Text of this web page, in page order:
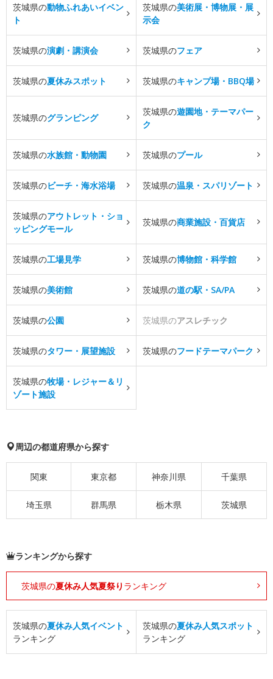
茨城県の動物ふれあいイベン
ト
茨城県の美術展・博物展・展
示会
茨城県の演劇・講演会 茨城県のフェア
茨城県の夏休みスポット 茨城県のキャンプ場・BBQ場
茨城県のグランピング
茨城県の遊園地・テーマパー
ク
茨城県の水族館・動物園 茨城県のプール
茨城県のビーチ・海水浴場 茨城県の温泉・スパリゾート
茨城県のアウトレット・ショ
ッピングモール
茨城県の商業施設・百貨店
茨城県の工場見学 茨城県の博物館・科学館
茨城県の美術館 茨城県の道の駅・SA/PA
茨城県の公園 茨城県のアスレチック
茨城県のタワー・展望施設 茨城県のフードテーマパーク
茨城県の牧場・レジャー＆リ
ゾート施設
周辺の都道府県から探す
関東 東京都 神奈川県 千葉県
埼玉県 群馬県 栃木県 茨城県
ランキングから探す
茨城県の夏休み人気夏祭り ランキング
茨城県の夏休み人気イベント
ランキング
茨城県の夏休み人気スポット
ランキング